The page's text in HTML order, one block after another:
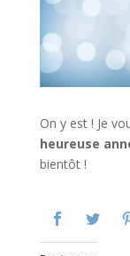
On y est ! Je
heureuse
bientôt !